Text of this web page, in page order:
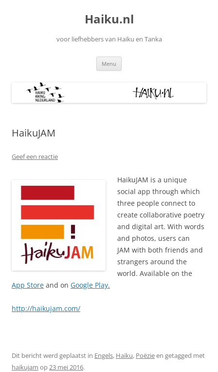
Haiku.nl
voor liefhebbers van Haiku en Tanka
Menu
HaikuJAM
Geef een reactie
HaikuJAM is a unique
social app through which
three people connect to
create collaborative poetry
and digital art. With words
and photos, users can
JAM with both friends and
strangers around the
world. Available on the
App Store and on Google Play.
http://haikujam.com/
Dit bericht werd geplaatst in Engels, Haiku, Poëzieen getagged met
haikujam op23 mei 2016.